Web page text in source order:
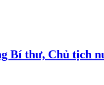
Bí thư, Chủ tịch